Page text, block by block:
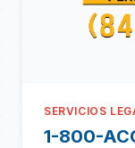
SERVICIOS
1-800-